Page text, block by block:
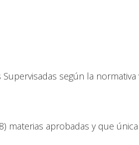
según la normativa
materias aprobadas y que